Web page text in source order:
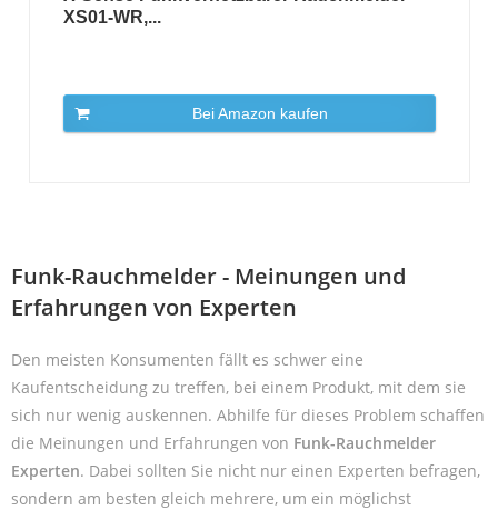
XS01-WR,...
Bei Amazon kaufen
Funk-Rauchmelder - Meinungen und
Erfahrungen von Experten
Den meisten Konsumenten fällt es schwer eine
Kaufentscheidung zu treffen, bei einem Produkt, mit dem sie
sich nur wenig auskennen. Abhilfe für dieses Problem schaffen
die Meinungen und Erfahrungen von Funk-Rauchmelder
Experten. Dabei sollten Sie nicht nur einen Experten befragen,
sondern am besten gleich mehrere, um ein möglichst